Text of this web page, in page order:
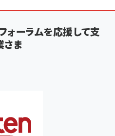
ォーラムを応援して支
さま